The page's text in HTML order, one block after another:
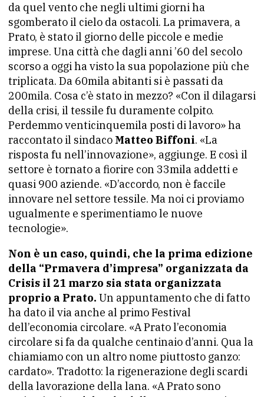
da quel vento che negli ultimi giorni ha
sgomberato il cielo da ostacoli. La primavera, a
Prato, è stato il giorno delle piccole e medie
imprese. Una città che dagli anni ’60 del secolo
scorso a oggi ha visto la sua popolazione più che
triplicata. Da 60mila abitanti si è passati da
200mila. Cosa c’è stato in mezzo? «Con il dilagarsi
della crisi, il tessile fu duramente colpito.
Perdemmo venticinquemila posti di lavoro» ha
raccontato il sindaco Matteo Biffoni. «La
risposta fu nell’innovazione», aggiunge. E così il
settore è tornato a fiorire con 33mila addetti e
quasi 900 aziende. «D’accordo, non è faccile
innovare nel settore tessile. Ma noi ci proviamo
ugualmente e sperimentiamo le nuove
tecnologie».
Non è un caso, quindi, che la prima edizione
della “Prmavera d’impresa” organizzata da
Crisis il 21 marzo sia stata organizzata
proprio a Prato. Un appuntamento che di fatto
ha dato il via anche al primo Festival
dell’economia circolare. «A Prato l’economia
circolare si fa da qualche centinaio d’anni. Qua la
chiamiamo con un altro nome piuttosto ganzo:
cardato». Tradotto: la rigenerazione degli scardi
della lavorazione della lana. «A Prato sono